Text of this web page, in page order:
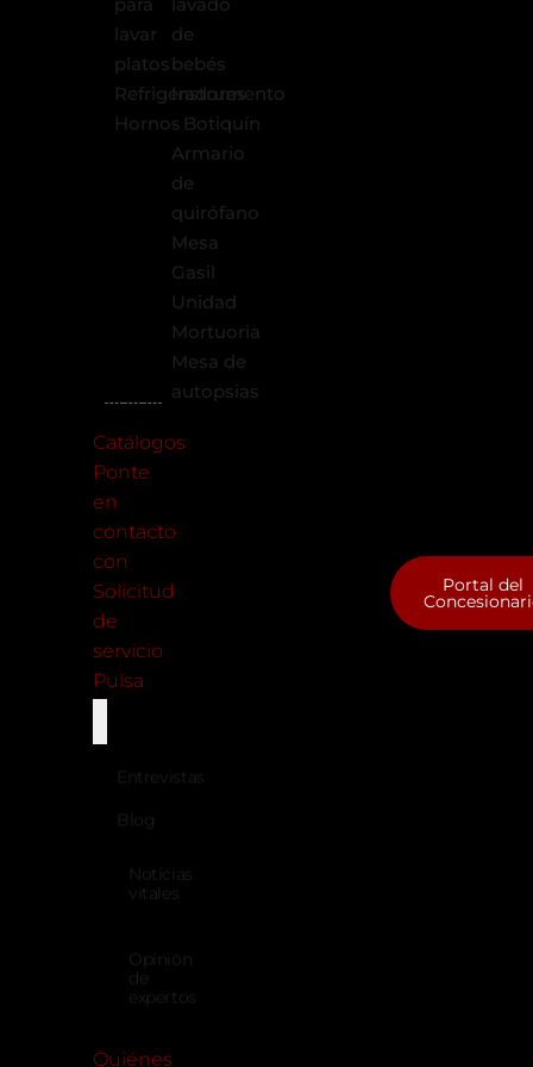
lavar
platos
Refrigeradores
Hornos
de
bebés
Instrumento
- Botiquín
Armario
de
quirófano
Mesa
Gasil
Unidad
Mortuoria
Mesa de
autopsias
Catálogos
Ponte
en
contacto
con
Solicitud
de
servicio
Pulsa
Entrevistas
Blog
Noticias
vitales
Opinión
de
expertos
Quiénes
Portal del